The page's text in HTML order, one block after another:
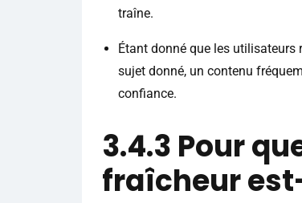
traîne.
Étant donné que les
sujet donné, un contenu
confiance.
3.4.3 Pour
fraîcheur